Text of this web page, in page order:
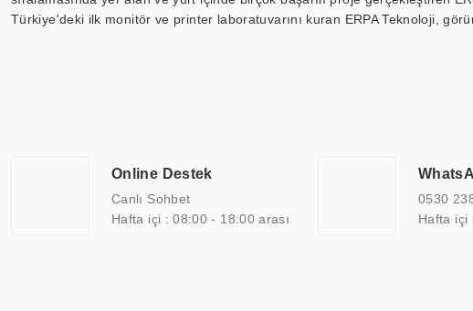
Türkiye'deki ilk monitör ve printer laboratuvarını kuran ERPA Teknoloji,
arasında yer almaktadır. ERPA Teknoloji, uluslararası standartlarda
yılların getirdiği bilgi ve tecrübe ile birleştiren ERPA Teknoloji, özel
Online Destek
Canlı Sohbet
Hafta içi : 08:00 - 18:00 arası
0530
Hafta içi